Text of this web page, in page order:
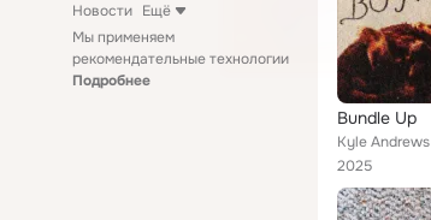
Новости Ещё
Мы применяем
рекомендательные технологии
Подробнее
Bundle Up
Kyle Andrews
2025